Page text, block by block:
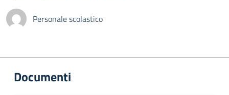
Personale scolastico
Documenti